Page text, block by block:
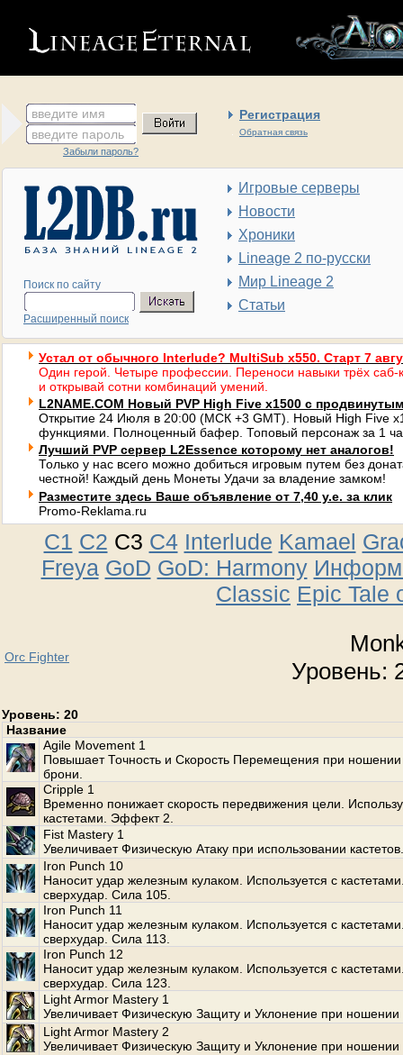
введите имя Регистрация
Обратная связь
введите пароль
Забыли пароль?
Поиск по сайту
Расширенный поиск
Игровые серверы
Новости
Хроники
Lineage 2 по-русски
Мир Lineage 2
Статьи
Устал от обычного Interlude? MultiSub x550. Старт 7
Один герой. Четыре профессии. Переноси навыки трёх саб-
и открывай сотни комбинаций умений.
L2NAME.COM Новый PVP High Five x1500 с
Открытие 24 Июля в 20:00 (МСК +3 GMT). Новый High Five
функциями. Полноценный бафер. Топовый персонаж за 1
Лучший PVP сервер L2Essence которому нет аналогов!
Только у нас всего можно добиться игровым путем без
честной! Каждый день Монеты Удачи за владение замком!
Разместите здесь Ваше объявление от 7,40 у.е. за клик
Promo-Reklama.ru
C1 C2 C3 C4 Interlude Kamael
Freya GoD GoD: Harmony
Classic Epic Tale
Orc Fighter
Уровень:
Уровень: 20
Название
Agile Movement 1
Повышает Точность и Скорость Перемещения при ношении
брони.
Cripple 1
Временно понижает скорость передвижения цели.
кастетами. Эффект 2.
Fist Mastery 1
Увеличивает Физическую Атаку при использовании кастетов.
Iron Punch 10
Наносит удар железным кулаком. Используется с
сверхудар. Сила 105.
Iron Punch 11
Наносит удар железным кулаком. Используется с
сверхудар. Сила 113.
Iron Punch 12
Наносит удар железным кулаком. Используется с
сверхудар. Сила 123.
Light Armor Mastery 1
Увеличивает Физическую Защиту и Уклонение при ношении
Light Armor Mastery 2
Увеличивает Физическую Защиту и Уклонение при ношении